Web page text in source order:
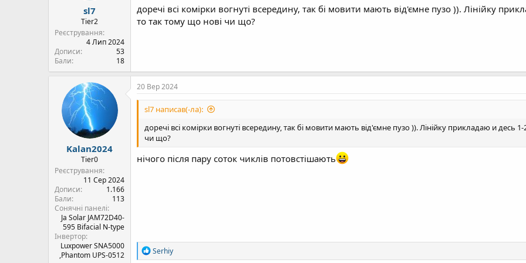
sl7
Tier2
Реєстрування
4 Лип 2024
Дописи
53
Бали
18
доречі всі комірки вогнуті всередину, так бі мовити мають від'ємне пузо )). Лінійку
то так тому що нові чи що?
Kalan2024
Tier0
Реєстрування
11 Сер 2024
Дописи
1.166
Бали
113
Сонячні панелі
Ja Solar JAM72D40-
595 Bifacial N-type
Інвертор
Luxpower SNA5000
,Phantom UPS-0512
20 Вер 2024
sl7 написав(-ла):
доречі всі комірки вогнуті всередину, так бі мовити мають від'ємне пузо )). Лінійку прикладаю и
чи що?
нічого після пару соток чиклів потовстішають
Р
е
Serhiy